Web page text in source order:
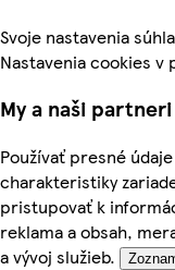
Svoje nastavenia
Nastavenia cookies v
My a naši
Používať presné
charakteristiky
pristupovať k
reklama a obsah,
a vývoj služieb.